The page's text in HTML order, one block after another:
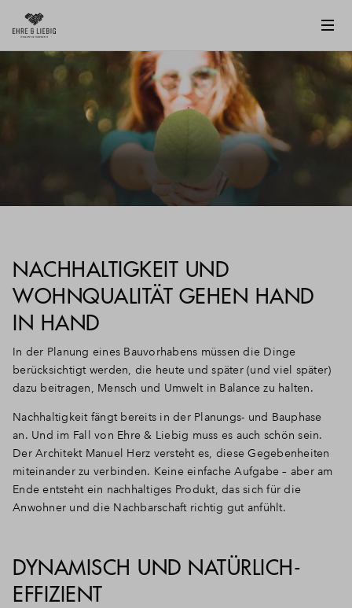
NACHHALTIGKEIT UND
WOHNQUALITÄT GEHEN HAND
IN HAND
In der Planung eines Bauvorhabens müssen die Dinge
berücksichtigt werden, die heute und später (und viel später)
dazu beitragen, Mensch und Umwelt in Balance zu halten.
Nachhaltigkeit fängt bereits in der Planungs- und Bauphase
an. Und im Fall von Ehre & Liebig muss es auch schön sein.
Der Architekt Manuel Herz versteht es, diese Gegebenheiten
miteinander zu verbinden. Keine einfache Aufgabe – aber am
Ende entsteht ein nachhaltiges Produkt, das sich für die
Anwohner und die Nachbarschaft richtig gut anfühlt.
DYNAMISCH UND NATÜRLICH-
EFFIZIENT